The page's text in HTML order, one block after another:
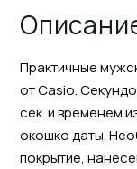
Практичные
от Casio.
сек. и временем
окошко даты.
покрытие,